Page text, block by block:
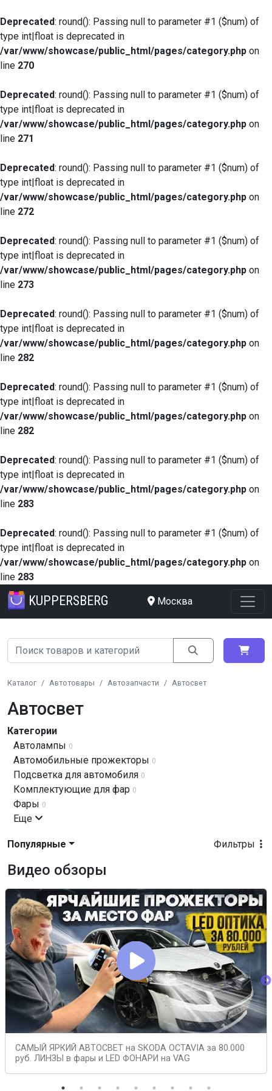
Deprecated: round(): Passing null to parameter #1 ($num) of
type int|float is deprecated in
/var/www/showcase/public_html/pages/category.php on
line 270
Deprecated: round(): Passing null to parameter #1 ($num) of
type int|float is deprecated in
/var/www/showcase/public_html/pages/category.php on
line 271
Deprecated: round(): Passing null to parameter #1 ($num) of
type int|float is deprecated in
/var/www/showcase/public_html/pages/category.php on
line 272
Deprecated: round(): Passing null to parameter #1 ($num) of
type int|float is deprecated in
/var/www/showcase/public_html/pages/category.php on
line 273
Deprecated: round(): Passing null to parameter #1 ($num) of
type int|float is deprecated in
/var/www/showcase/public_html/pages/category.php on
line 282
Deprecated: round(): Passing null to parameter #1 ($num) of
type int|float is deprecated in
/var/www/showcase/public_html/pages/category.php on
line 282
Deprecated: round(): Passing null to parameter #1 ($num) of
type int|float is deprecated in
/var/www/showcase/public_html/pages/category.php on
line 283
Deprecated: round(): Passing null to parameter #1 ($num) of
type int|float is deprecated in
/var/www/showcase/public_html/pages/category.php on
line 283
KUPPERSBERG Москва
Каталог Автотовары Автозапчасти Автосвет
Автосвет
Категории
Автолампы 0
Автомобильные прожекторы 0
Подсветка для автомобиля 0
Комплектующие для фар 0
Фары 0
Еще
Фильтры
Популярные
Видео обзоры
САМЫЙ ЯРКИЙ АВТОСВЕТ на SKODA OCTAVIA за 80.000
руб. ЛИНЗЫ в фары и LED ФОНАРИ на VAG